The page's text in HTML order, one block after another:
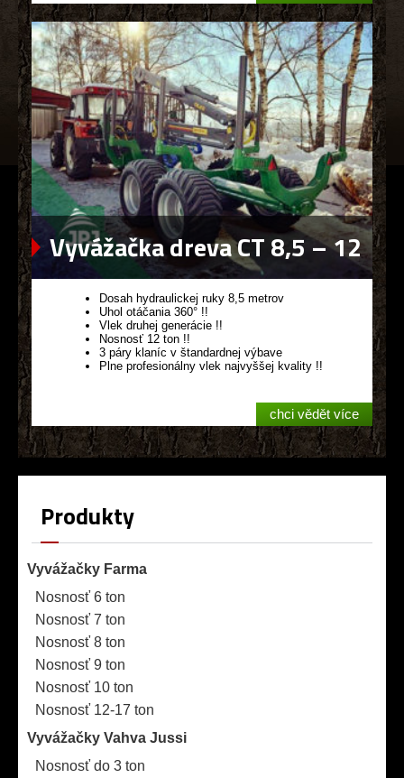
Vyvážačka dreva CT 8,5 – 12
Dosah hydraulickej ruky 8,5 metrov
Uhol otáčania 360° !!
Vlek druhej generácie !!
Nosnosť 12 ton !!
3 páry klaníc v štandardnej výbave
Plne profesionálny vlek najvyššej kvality !!
chci vědět více
Produkty
Vyvážačky Farma
Nosnosť 6 ton
Nosnosť 7 ton
Nosnosť 8 ton
Nosnosť 9 ton
Nosnosť 10 ton
Nosnosť 12-17 ton
Vyvážačky Vahva Jussi
Nosnosť do 3 ton